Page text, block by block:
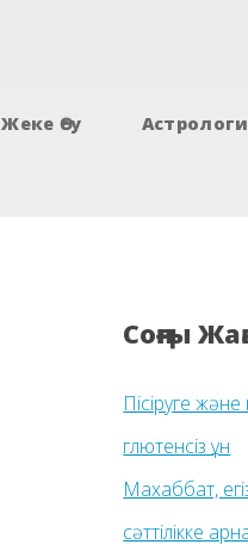
Жеке Өсу
Соңғы
Пісіруге
глютенсіз ұн
Махаббат,
сәттілікке